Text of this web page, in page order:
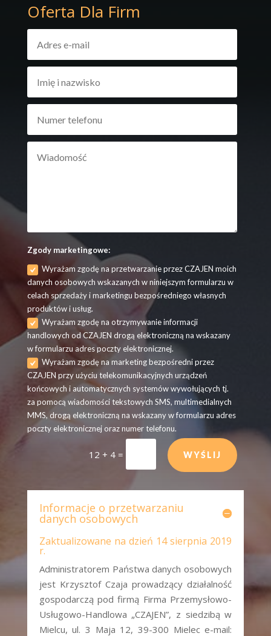
Oferta Dla Firm
Zgody marketingowe:
Wyrażam zgodę na przetwarzanie przez CZAJEN moich
danych osobowych wskazanych w niniejszym formularzu w
celach sprzedaży i marketingu bezpośredniego własnych
produktów i usług.
Wyrażam zgodę na otrzymywanie informacji
handlowych od CZAJEN drogą elektroniczną na wskazany
w formularzu adres poczty elektronicznej.
Wyrażam zgodę na marketing bezpośredni przez
CZAJEN przy użyciu telekomunikacyjnych urządzeń
końcowych i automatycznych systemów wywołujących tj.
za pomocą wiadomości tekstowych SMS, multimedialnych
MMS, drogą elektroniczną na wskazany w formularzu adres
poczty elektronicznej oraz numer telefonu.
12 + 4 = WYŚLIJ
Informacje o przetwarzaniu
danych osobowych
Zaktualizowane na dzień 14 sierpnia 2019
r.
Administratorem Państwa danych osobowych
jest Krzysztof Czaja prowadzący działalność
gospodarczą pod firmą Firma Przemysłowo-
Usługowo-Handlowa „CZAJEN”, z siedzibą w
Mielcu, ul. 3 Maja 12, 39-300 Mielec e-mail: